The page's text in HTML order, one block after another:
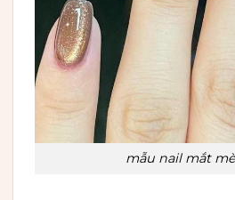
mẫu nail mắt